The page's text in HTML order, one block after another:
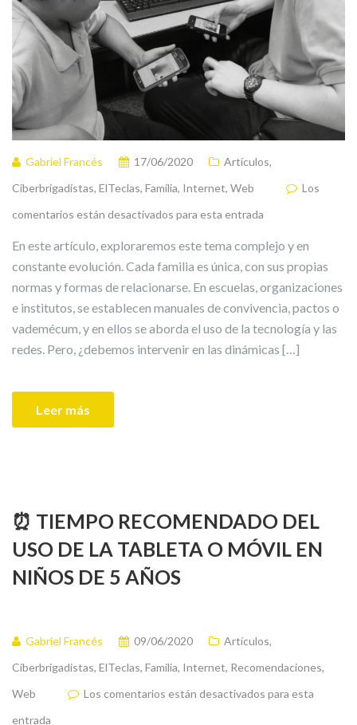
Gabriel Francés 17/06/2020 Artículos,
Ciberbrigadistas, ElTeclas, Familia, Internet, Web
Los
comentarios están desactivados para esta entrada
En este artículo, exploraremos este tema complejo y en
constante evolución. Cada familia es única, con sus propias
normas y formas de relacionarse. En escuelas, organizaciones
e institutos, se establecen manuales de convivencia, pactos o
vademécum, y en ellos se aborda el uso de la tecnología y las
redes. Pero, ¿debemos intervenir en las dinámicas […]
Leer más
⏰ TIEMPO RECOMENDADO DEL
USO DE LA TABLETA O MÓVIL EN
NIÑOS DE 5 AÑOS
Gabriel Francés 09/06/2020 Artículos,
Ciberbrigadistas, ElTeclas, Familia, Internet, Recomendaciones,
Web
Los comentarios están desactivados para esta
entrada